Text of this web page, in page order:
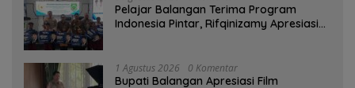
Pelajar Balangan Terima Program
Indonesia Pintar, Rifqinizamy Apresiasi
1 Agustus 2026 0 Komentar
Bupati Balangan Apresiasi Film